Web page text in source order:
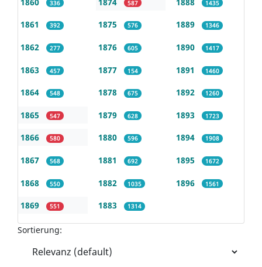
336
1861 392
1862 277
1863 457
1864 548
1865 547
1866 580
1867 568
1868 550
1869 551
587
1875 576
1876 605
1877 154
1878 675
1879 628
1880 596
1881 692
1882 1035
1883 1314
1435
1889 1346
1890 1417
1891 1460
1892 1260
1893 1723
1894 1908
1895 1672
1896 1561
Sortierung: